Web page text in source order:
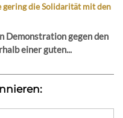
gering die Solidarität mit den
Demonstration gegen den
einer guten...